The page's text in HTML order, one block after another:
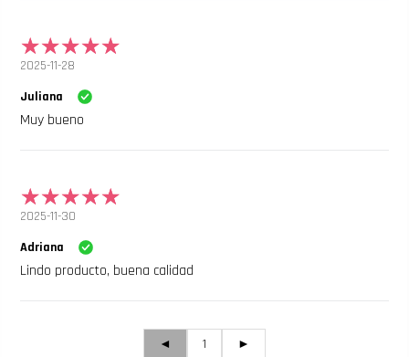
2025-11-28
Juliana
Muy bueno
2025-11-30
Adriana
Lindo producto, buena calidad
◄ 1 ►